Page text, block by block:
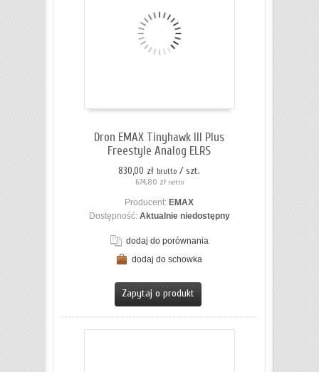
Dron EMAX Tinyhawk III Plus
Freestyle Analog ELRS
830,00 zł brutto / szt.
674,80 zł netto
Producent: EMAX
Dostępność: Aktualnie niedostępny
dodaj do porównania
dodaj do schowka
Zapytaj o produkt